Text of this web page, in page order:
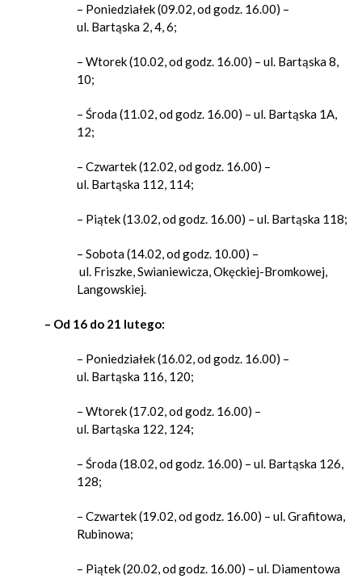
– Poniedziałek (09.02, od godz. 16.00) –
ul. Bartąska 2, 4, 6;
– Wtorek (10.02, od godz. 16.00) – ul. Bartąska 8,
10;
– Środa (11.02, od godz. 16.00) – ul. Bartąska 1A,
12;
– Czwartek (12.02, od godz. 16.00) –
ul. Bartąska 112, 114;
– Piątek (13.02, od godz. 16.00) – ul. Bartąska 118;
– Sobota (14.02, od godz. 10.00) –
ul. Friszke, Swianiewicza, Okęckiej-Bromkowej,
Langowskiej.
– Od 16 do 21 lutego:
– Poniedziałek (16.02, od godz. 16.00) –
ul. Bartąska 116, 120;
– Wtorek (17.02, od godz. 16.00) –
ul. Bartąska 122, 124;
– Środa (18.02, od godz. 16.00) – ul. Bartąska 126,
128;
– Czwartek (19.02, od godz. 16.00) – ul. Grafitowa,
Rubinowa;
– Piątek (20.02, od godz. 16.00) – ul. Diamentowa